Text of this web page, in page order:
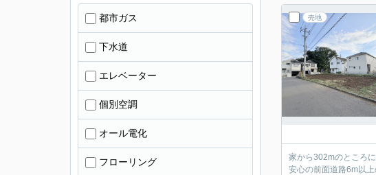
売地
家から302mのところ
安心の前面道路6m以
都市ガス
下水道
エレベーター
個別空調
オール電化
フローリング